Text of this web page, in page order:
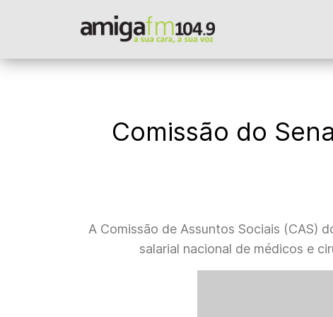
Comissão do
A Comissão de Assuntos Sociais (CAS)
salarial nacional de médicos e